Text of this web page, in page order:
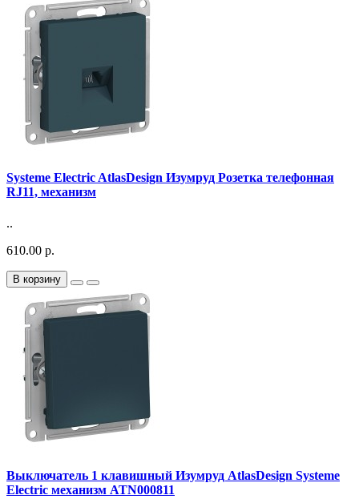
Systeme Electric AtlasDesign Изумруд Розетка телефонная
RJ11, механизм
..
610.00 р.
В корзину
Выключатель 1 клавишный Изумруд AtlasDesign Systeme
Electric механизм ATN000811